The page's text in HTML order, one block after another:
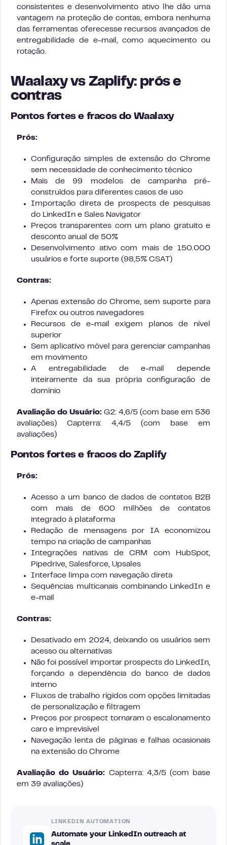
consistentes e desenvolvimento ativo lhe dão uma
vantagem na proteção de contas, embora nenhuma
das ferramentas oferecesse recursos avançados de
entregabilidade de e-mail, como aquecimento ou
rotação.
Waalaxy vs Zaplify: prós e
contras
Pontos fortes e fracos do Waalaxy
Prós:
Configuração simples de extensão do Chrome
sem necessidade de conhecimento técnico
Mais de 99 modelos de campanha pré-
construídos para diferentes casos de uso
Importação direta de prospects de pesquisas
do LinkedIn e Sales Navigator
Preços transparentes com um plano gratuito e
desconto anual de 50%
Desenvolvimento ativo com mais de 150.000
usuários e forte suporte (98,5% CSAT)
Contras:
Apenas extensão do Chrome, sem suporte para
Firefox ou outros navegadores
Recursos de e-mail exigem planos de nível
superior
Sem aplicativo móvel para gerenciar campanhas
em movimento
A entregabilidade de e-mail depende
inteiramente da sua própria configuração de
domínio
Avaliação do Usuário: G2: 4,6/5 (com base em 536
avaliações) Capterra: 4,4/5 (com base em
avaliações)
Pontos fortes e fracos do Zaplify
Prós:
Acesso a um banco de dados de contatos B2B
com mais de 600 milhões de contatos
integrado à plataforma
Redação de mensagens por IA economizou
tempo na criação de campanhas
Integrações nativas de CRM com HubSpot,
Pipedrive, Salesforce, Upsales
Interface limpa com navegação direta
Sequências multicanais combinando LinkedIn e
e-mail
Contras:
Desativado em 2024, deixando os usuários sem
acesso ou alternativas
Não foi possível importar prospects do LinkedIn,
forçando a dependência do banco de dados
interno
Fluxos de trabalho rígidos com opções limitadas
de personalização e filtragem
Preços por prospect tornaram o escalonamento
caro e imprevisível
Navegação lenta de páginas e falhas ocasionais
na extensão do Chrome
Avaliação do Usuário: Capterra: 4,3/5 (com base
em 39 avaliações)
LINKEDIN AUTOMATION
Automate your LinkedIn outreach at